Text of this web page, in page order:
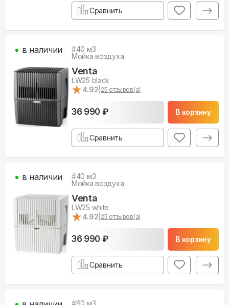
Сравнить
#40 м3
Мойка воздуха
Venta
LW25 black
★
★4.92 25 отзывов(а)
36 990 ₽ В корзину
в наличии
Сравнить
#40 м3
Мойка воздуха
Venta
LW25 white
★
★4.92 25 отзывов(а)
36 990 ₽ В корзину
в наличии
Сравнить
#60 м3